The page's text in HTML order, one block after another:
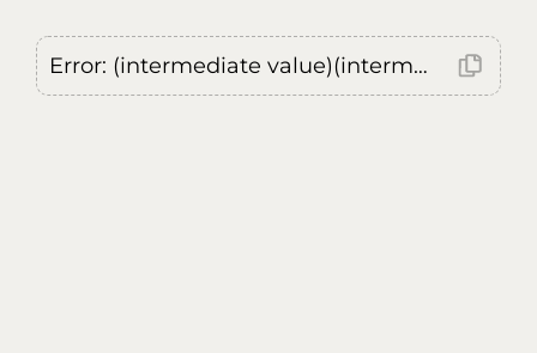
Error: (intermediate value)(intermediate value)(intermediate value).replaceAll is not a function